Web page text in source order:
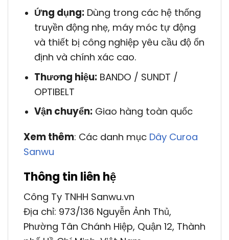
Ứng dụng:Dùng trong các hệ thống
truyền động nhẹ, máy móc tự động
và thiết bị công nghiệp yêu cầu độ ổn
định và chính xác cao.
Thương hiệu:BANDO / SUNDT /
OPTIBELT
Vận chuyển:Giao hàng toàn quốc
Xem thêm: Các danh mục Dây Curoa
Sanwu
Thông tin liên hệ
Công Ty TNHH Sanwu.vn
Địa chỉ: 973/136 Nguyễn Ảnh Thủ,
Phường Tân Chánh Hiệp, Quận 12, Thành